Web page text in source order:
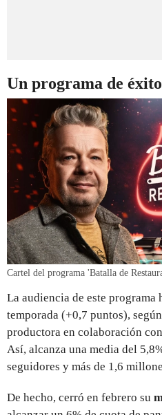
Un programa de
Cartel del programa 'Batalla de
La audiencia de este programa
temporada (+0,7 puntos),
productora en colaboración
Así, alcanza una media del
seguidores y más de 1,6
De hecho, cerró en febrero su